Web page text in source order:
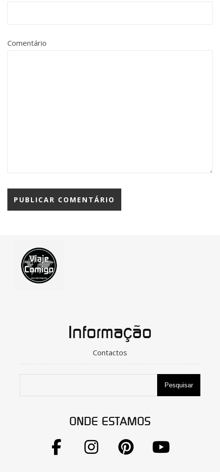
Comentário
Informação
Contactos
Pesquisar
ONDE ESTAMOS